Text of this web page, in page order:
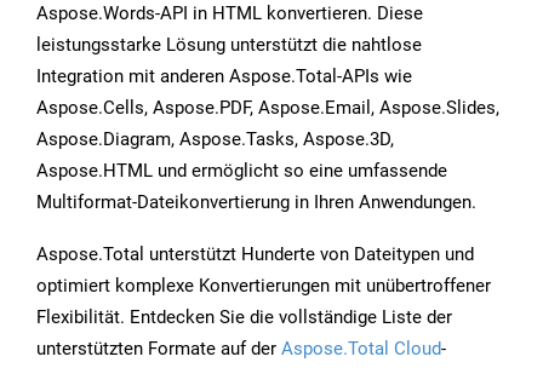
Aspose.Words-API in HTML konvertieren. Diese
leistungsstarke Lösung unterstützt die nahtlose
Integration mit anderen Aspose.Total-APIs wie
Aspose.Cells, Aspose.PDF, Aspose.Email, Aspose.Slides,
Aspose.Diagram, Aspose.Tasks, Aspose.3D,
Aspose.HTML und ermöglicht so eine umfassende
Multiformat-Dateikonvertierung in Ihren Anwendungen.
Aspose.Total unterstützt Hunderte von Dateitypen und
optimiert komplexe Konvertierungen mit unübertroffener
Flexibilität. Entdecken Sie die vollständige Liste der
unterstützten Formate auf der Aspose.Total Cloud-